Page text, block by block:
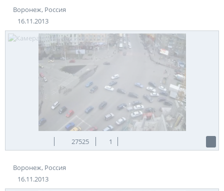
Воронеж, Россия
16.11.2013
27525 1
Воронеж, Россия
16.11.2013